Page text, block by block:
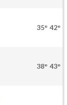
35° 42°
38° 43°